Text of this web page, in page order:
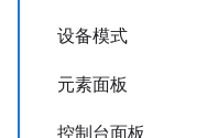
设备模式
元素面板
控制台面板